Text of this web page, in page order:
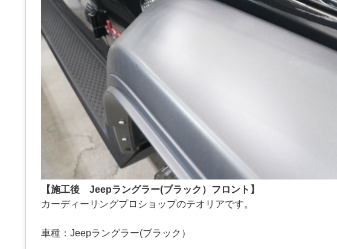
【施工後 Jeepラングラー(ブラック）フロント】
カーディーリングプロショップのテオリアです。
車種：Jeepラングラー(ブラック）